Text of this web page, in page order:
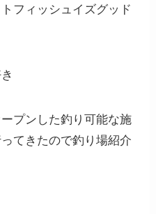
フィッシュイズグッド
プンした釣り可能な施
てきたので釣り場紹介